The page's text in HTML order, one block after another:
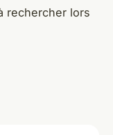
rechercher lors